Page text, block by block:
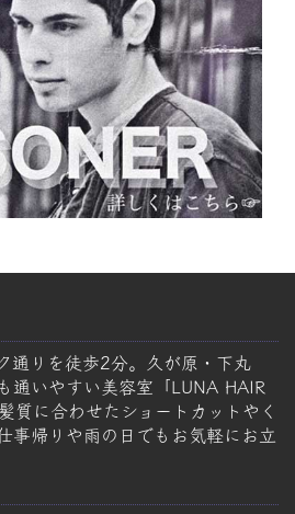
通りを徒歩2分。久が原・下丸
通いやすい美容室「LUNA HAIR
質に合わせたショートカットやく
事帰りや雨の日でもお気軽にお立